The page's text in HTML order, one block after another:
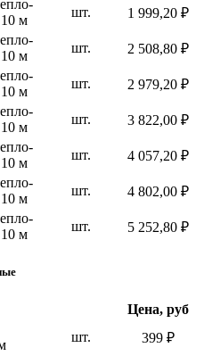
м
шт.
1 999,20 ₽
м
шт.
2 508,80 ₽
м
шт.
2 979,20 ₽
м
шт.
3 822,00 ₽
м
шт.
4 057,20 ₽
м
шт.
4 802,00 ₽
м
шт. 5 252,80 ₽
Цена, руб
шт.
399 ₽